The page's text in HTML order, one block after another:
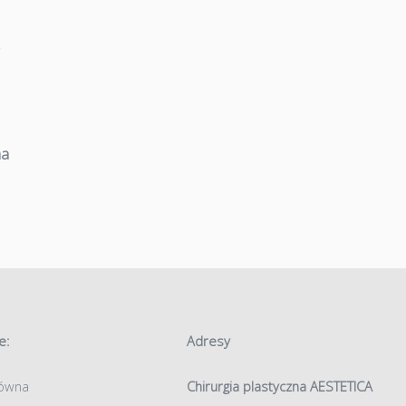
Adresy
Chirurgia plastyczna AESTETICA